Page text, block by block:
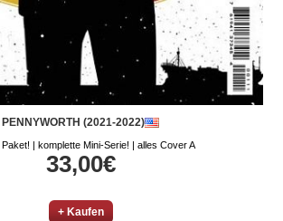
PENNYWORTH (2021-2022)
| komplette Mini-Serie! | alles Cover A
33,00€
+ Kaufen